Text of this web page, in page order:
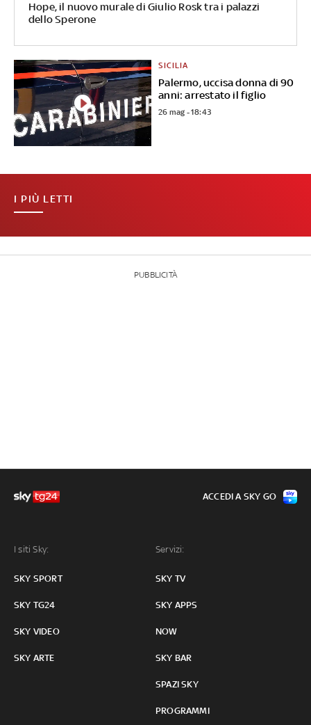
Hope, il nuovo murale di Giulio Rosk tra i palazzi
dello Sperone
Palermo, uccisa donna di 90
anni: arrestato il figlio
SICILIA
26 mag - 18:43
I PIÙ LETTI
PUBBLICITÀ
I siti Sky:
SKY SPORT
SKY TG24
SKY VIDEO
SKY ARTE
Servizi:
SKY TV
SKY APPS
NOW
SKY BAR
SPAZI SKY
PROGRAMMI
ACCEDI A SKY GO